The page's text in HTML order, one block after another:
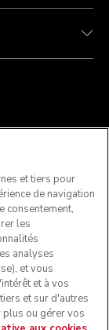
et tiers pour
de navigation
consentement,
les
analyses
et vous
et à vos
et sur d'autres
plus ou gérer vos